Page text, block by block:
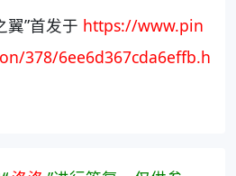
翼”首发于 https://www.pin
378/6ee6d367cda6effb.h